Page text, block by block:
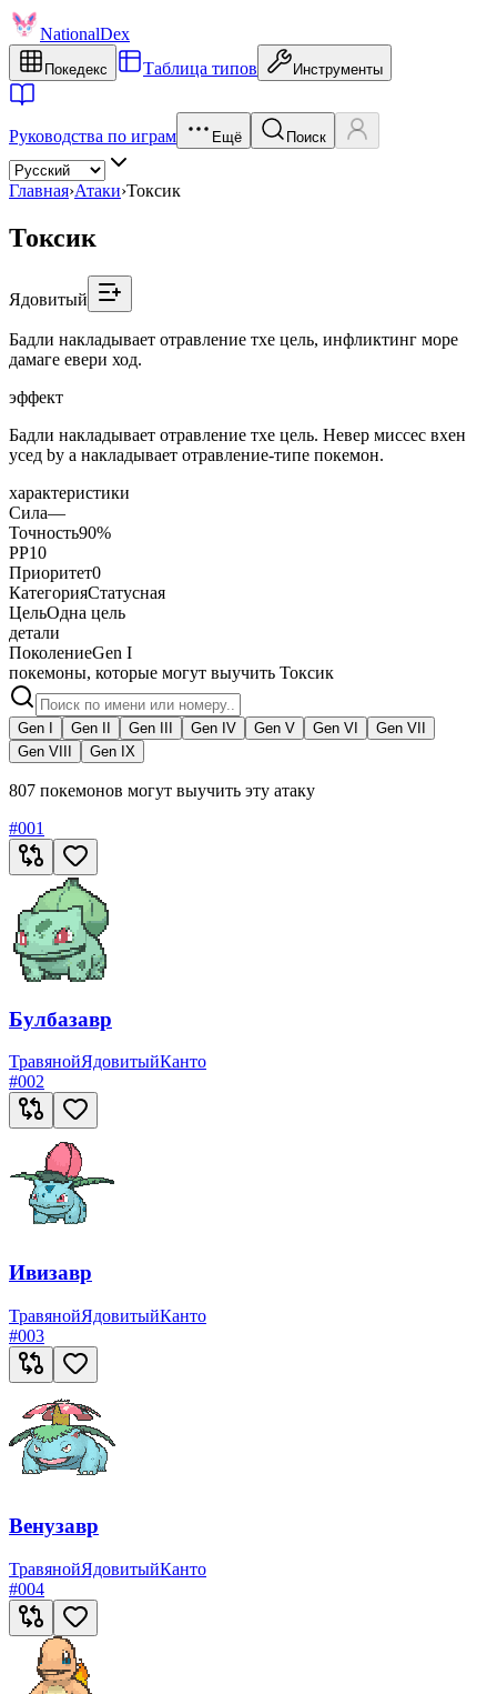
NationalDex
Покедекс Таблица типов Инструменты
Руководства по играм Ещё Поиск
Главная›Атаки›Токсик
Токсик
Ядовитый
Бадли накладывает отравление тхе цель, инфликтинг море
дамаге евери ход.
эффект
Бадли накладывает отравление тхе цель. Невер миссес вхен
усед by a накладывает отравление-типе покемон.
характеристики
Сила—
Точность90%
PP10
Приоритет0
КатегорияСтатусная
ЦельОдна цель
детали
ПоколениеGen I
покемоны, которые могут выучить Токсик
Gen I Gen II Gen III Gen IV Gen V Gen VI
Gen VII
Gen VIII
Gen IX
807 покемонов могут выучить эту атаку
#001
Булбазавр
ТравянойЯдовитыйКанто
#002
Ивизавр
ТравянойЯдовитыйКанто
#003
Венузавр
ТравянойЯдовитыйКанто
#004